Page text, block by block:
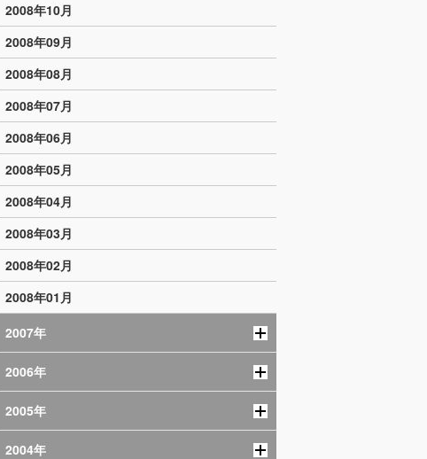
2008年10月
2008年09月
2008年08月
2008年07月
2008年06月
2008年05月
2008年04月
2008年03月
2008年02月
2008年01月
2007年
2006年
2005年
2004年